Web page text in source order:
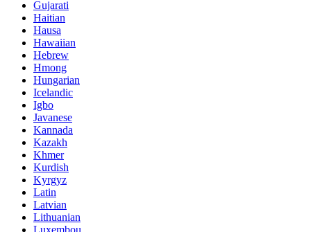
Gujarati
Haitian
Hausa
Hawaiian
Hebrew
Hmong
Hungarian
Icelandic
Igbo
Javanese
Kannada
Kazakh
Khmer
Kurdish
Kyrgyz
Latin
Latvian
Lithuanian